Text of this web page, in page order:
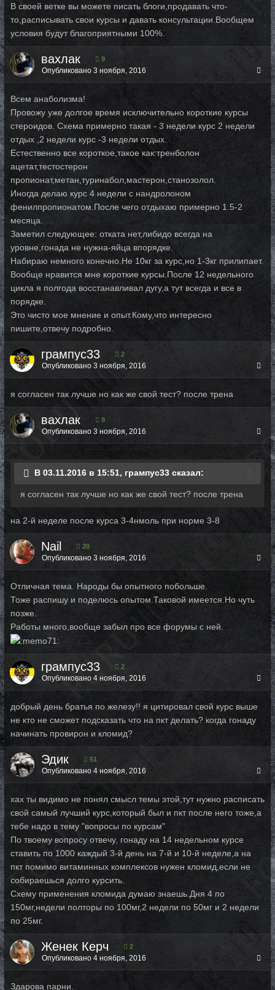
В своей ветке вы можете писать блоги,продавать что-
то,расписывать свои курсы и давать консультации.Вообщем
условия будут благоприятными 100%.
вахлак 9
Опубликовано 3 ноября, 2016
Всем анаболизма!
Провожу уже долгое время исключительно короткие курсы
стероидов. Схема примерно такая - 3 недели курс 2 недели
отдых ,2 недели курс -3 недели отдых.
Естественно все короткое,такое как:тренболон
ацетат,тестостерон
пропионат,метан,туринабол,мастерон,станозолол.
Иногда делаю курс 4 недели с нандролоном
фенилпропионатом.После чего отдыхаю примерно 1.5-2
месяца.
Заметил следующее: отката нет,либидо всегда на
уровне,гонада не нужна-яйца впорядке.
Набираю немного конечно.Не 10кг за курс,но 1-3кг прилипает.
Вообще нравится мне короткие курсы.После 12 недельного
цикла я полгода восстанавливал дугу,а тут всегда и все в
порядке.
Это чисто мое мнение и опыт.Кому,что интересно
пишите,отвечу подробно.
грампус33 2
Опубликовано 3 ноября, 2016
я согласен так лучше но как же свой тест? после трена
вахлак 9
Опубликовано 3 ноября, 2016
В 03.11.2016 в 15:51, грампус33 сказал:
я согласен так лучше но как же свой тест? после трена
на 2-й неделе после курса 3-4нмоль при норме 3-8
Nail 20
Опубликовано 3 ноября, 2016
Отличная тема. Народы бы опытного побольше.
Тоже распишу и поделюсь опытом.Таковой имеется.Но чуть
позже.
Работы много,вообще забыл про все форумы с ней.
грампус33 2
Опубликовано 4 ноября, 2016
добрый день братья по железу!! я цитировал свой курс выше
не кто не сможет подсказать что на пкт делать? когда гонаду
начинать провирон и кломид?
Эдик 51
Опубликовано 4 ноября, 2016
хах ты видимо не понял смысл темы этой,тут нужно расписать
свой самый лучший курс,который был и пкт после него тоже,а
тебе надо в тему "вопросы по курсам"
По твоему вопросу отвечу, гонаду на 14 недельном курсе
ставить по 1000 каждый 3-й день на 7-й и 10-й неделе,а на
пкт помимо витаминных комплексов нужен кломид,если не
собираешься долго курсить.
Схему применения кломида думаю знаешь.Дня 4 по
150мг,недели полторы по 100мг,2 недели по 50мг и 2 недели
по 25мг.
Женек Керч 2
Опубликовано 4 ноября, 2016
Здарова парни.